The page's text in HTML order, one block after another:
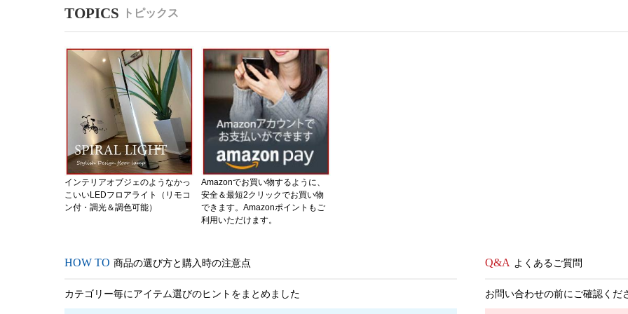
トピックス
インテリアオブジェのようなかっ
こいいLEDフロアライト（リモコ
ン付・調光＆調色可能）
Amazonでお買い物するように、
安全＆最短2クリックでお買い物
できます。Amazonポイントもご
利用いただけます。
商品の選び方と購入時の注意点
カテゴリー毎にアイテム選びのヒントをまとめました
よくあるご質問
お問い合わせの前にご確認くだ